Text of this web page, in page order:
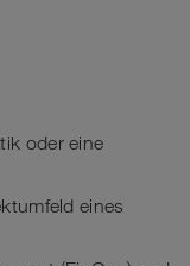
oder eine
eines